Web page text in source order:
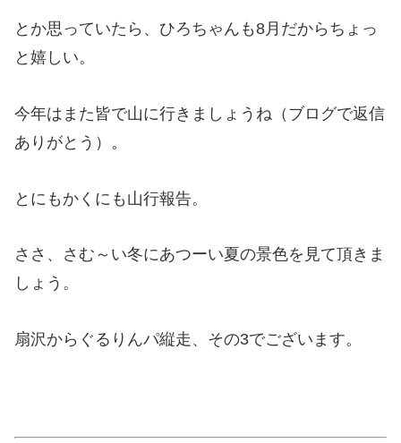
とか思っていたら、ひろちゃんも8月だからちょっ
と嬉しい。
今年はまた皆で山に行きましょうね（ブログで返信
ありがとう）。
とにもかくにも山行報告。
ささ、さむ～い冬にあつーい夏の景色を見て頂きま
しょう。
扇沢からぐるりんパ縦走、その3でございます。